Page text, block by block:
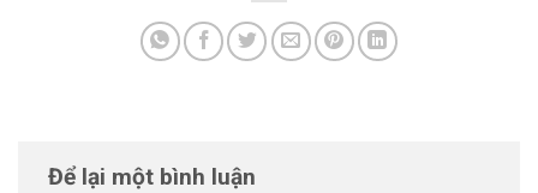
Để lại một bình luận